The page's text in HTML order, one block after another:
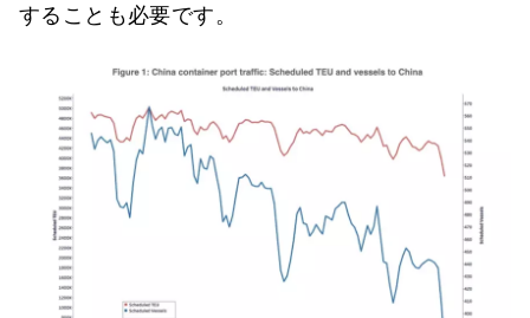
することも必要です。